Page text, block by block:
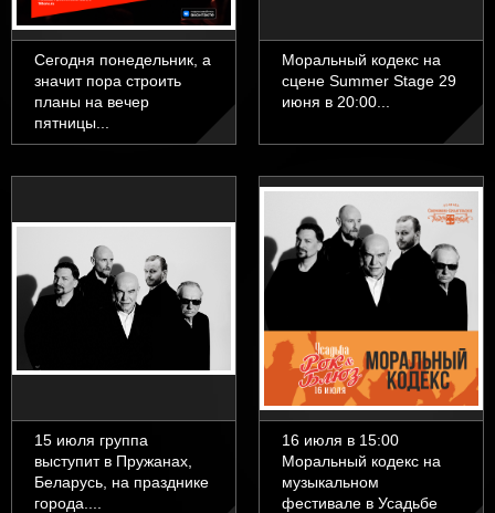
Сегодня понедельник, а
значит пора строить
планы на вечер
пятницы...
Моральный кодекс на
сцене Summer Stage 29
июня в 20:00...
15 июля группа
выступит в Пружанах,
Беларусь, на празднике
города....
16 июля в 15:00
Моральный кодекс на
музыкальном
фестивале в Усадьбе